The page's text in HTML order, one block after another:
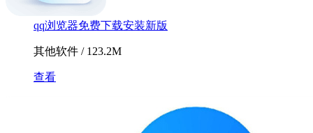
qq浏览器免费下载安装新版
其他软件 / 123.2M
查看